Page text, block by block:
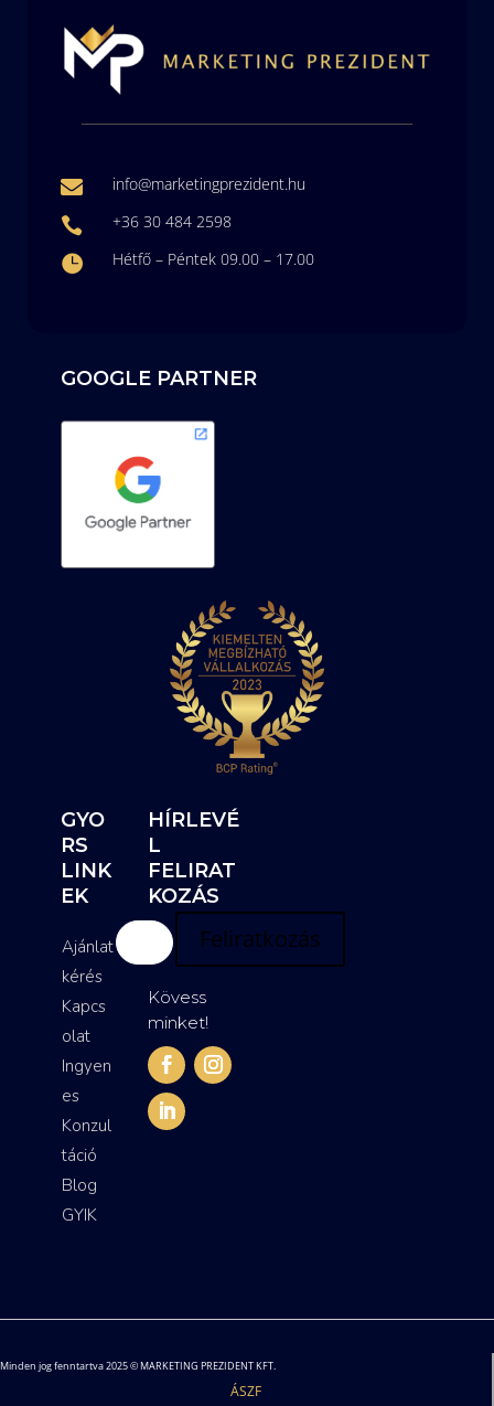
 info@marketingprezident.hu
 +36 30 484 2598
 Hétfő – Péntek 09.00 – 17.00
GOOGLE PARTNER
GYO
RS
LINK
EK
Ajánlat
kérés
Kapcs
olat
Ingyen
es
Konzul
táció
Blog
GYIK
HÍRLEVÉ
L
FELIRAT
KOZÁS
Feliratkozás
Kövess
minket!
Minden jog fenntartva 2025 © MARKETING PREZIDENT KFT.
ÁSZF